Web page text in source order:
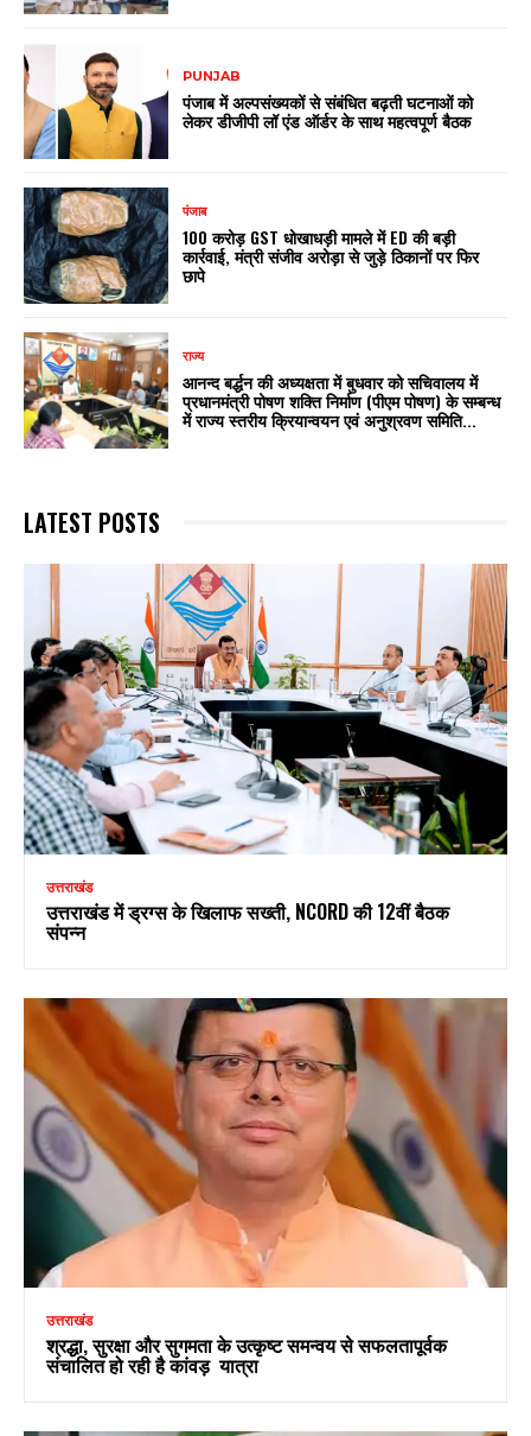
PUNJAB
पंजाब में अल्पसंख्यकों से संबंधित बढ़ती घटनाओं को
लेकर डीजीपी लॉ एंड ऑर्डर के साथ महत्वपूर्ण बैठक
पंजाब
₹100 करोड़ GST धोखाधड़ी मामले में ED की बड़ी
कार्रवाई, मंत्री संजीव अरोड़ा से जुड़े ठिकानों पर फिर
छापे
राज्य
आनन्द बर्द्धन की अध्यक्षता में बुधवार को सचिवालय में
प्रधानमंत्री पोषण शक्ति निर्माण (पीएम पोषण) के सम्बन्ध
में राज्य स्तरीय क्रियान्वयन एवं अनुश्रवण समिति...
LATEST POSTS
उत्तराखंड
उत्तराखंड में ड्रग्स के खिलाफ सख्ती, NCORD की 12वीं बैठक
संपन्न
उत्तराखंड
श्रद्धा, सुरक्षा और सुगमता के उत्कृष्ट समन्वय से सफलतापूर्वक
संचालित हो रही है कांवड़ यात्रा